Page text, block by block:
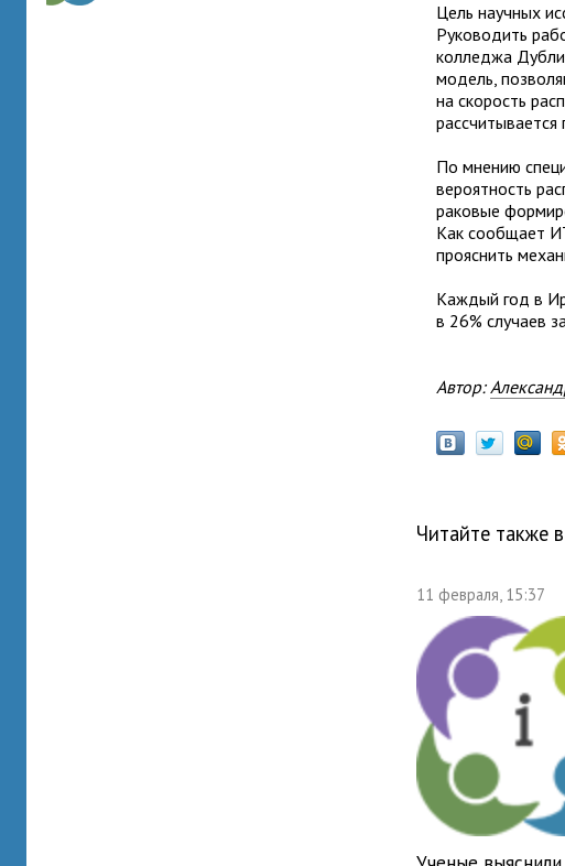
Цель научных
Руководить
колледжа
модель,
на скорость
По мнению
вероятность
раковые
Как сообщает
прояснить
Каждый год в
в 26% случаев
Автор:
Читайте также
11 февраля, 15:37